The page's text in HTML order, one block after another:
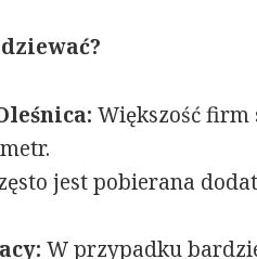
Większość firm
jest pobierana
W przypadku